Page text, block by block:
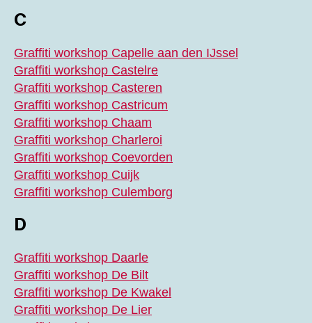
C
Graffiti workshop Capelle aan den IJssel
Graffiti workshop Castelre
Graffiti workshop Casteren
Graffiti workshop Castricum
Graffiti workshop Chaam
Graffiti workshop Charleroi
Graffiti workshop Coevorden
Graffiti workshop Cuijk
Graffiti workshop Culemborg
D
Graffiti workshop Daarle
Graffiti workshop De Bilt
Graffiti workshop De Kwakel
Graffiti workshop De Lier